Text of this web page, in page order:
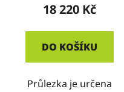
18 220 Kč
DO KOŠÍKU
Průlezka je určena